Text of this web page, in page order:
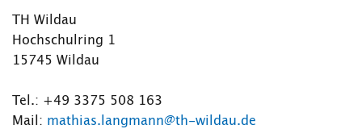
TH Wildau
Hochschulring 1
15745 Wildau
Tel.: +49 3375 508 163
Mail: mathias.langmann@th-wildau.de